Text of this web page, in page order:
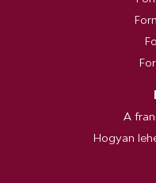
A
Hogyan